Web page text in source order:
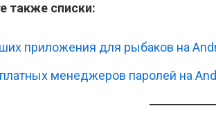
также списки:
приложения для рыбаков на
менеджеров паролей на